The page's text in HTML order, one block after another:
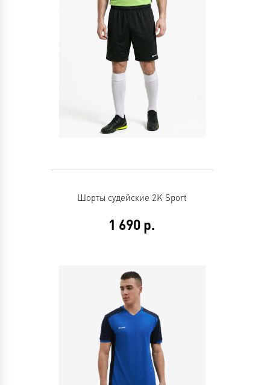
Шорты судейские 2K Sport
1 690 р.